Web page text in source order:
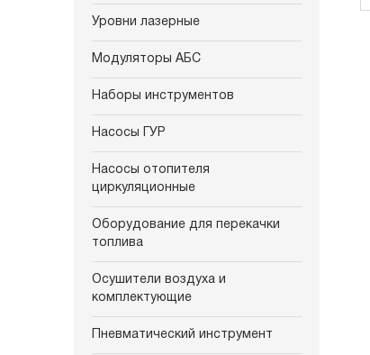
Уровни лазерные
Модуляторы АБС
Наборы инструментов
Насосы ГУР
Насосы отопителя
циркуляционные
Оборудование для перекачки
топлива
Осушители воздуха и
комплектующие
Пневматический инструмент